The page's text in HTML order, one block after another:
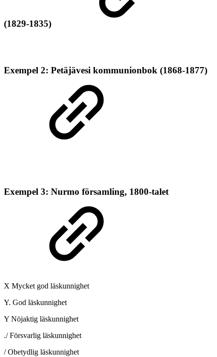
(1829-1835)
Exempel 2: Petäjävesi kommunionbok (1868-1877)
Exempel 3: Nurmo församling, 1800-talet
X Mycket god läskunnighet
Y. God läskunnighet
Y Nöjaktig läskunnighet
./ Försvarlig läskunnighet
/ Obetydlig läskunnighet